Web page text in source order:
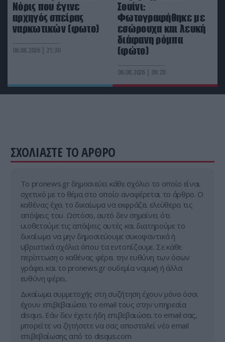
Κινίνη: Το φάρμακο κατά της ελονοσίας που
«σάρωνε» στην Ελλάδα για δεκαετίες
ΠΕΡΙΒΑΛΛΟΝ 22:44
Εκατομμύρια ακρίδες σκοτείνιασαν τον ουρανό
στην Ρωσία: «Θα μας φάνε ζωντανούς!» (βίντεο)
Νόρις που έγινε
αρχηγός σπείρας
ναρκωτικών (φωτο)
06.08.2026 | 21:30
Σουίνι:
Φωτογραφήθηκε με
εσώρουχα και λευκή
διάφανη ρόμπα
(φώτο)
06.08.2026 | 06:20
ΣΧΟΛΙΑΣΤΕ ΤΟ ΑΡΘΡΟ
Tο pronews.gr δημοσιεύει κάθε σχόλιο το οποίο είναι
σχετικό με το θέμα στο οποίο αναφέρεται το άρθρο. Ο
καθένας έχει το δικαίωμα να εκφράζει ελεύθερα τις
απόψεις του. Ωστόσο, αυτό δεν σημαίνει ότι
υιοθετούμε τις απόψεις αυτές και διατηρούμε το
δικαίωμα να μην δημοσιεύουμε συκοφαντικά ή
υβριστικά σχόλια όπου τα εντοπίζουμε. Σε κάθε
περίπτωση ο καθένας φέρει την ευθύνη των όσων
γράφει και το pronews.gr ουδεμία νομική ή άλλα
ευθύνη φέρει.
Δικαίωμα συμμετοχής στη συζήτηση έχουν μόνο όσοι
έχουν επιβεβαιώσει το email τους στην υπηρεσία
disqus. Εάν δεν έχετε ήδη επιβεβαιώσει το email σας,
μπορείτε να ζητήσετε να σας αποσταλεί νέο email
επιβεβαίωσης από το disqus.com